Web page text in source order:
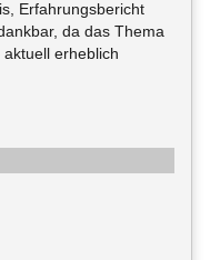
Erfahrungsbericht
da das Thema
erheblich